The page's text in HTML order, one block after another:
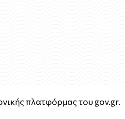
πλατφόρμας του gov.gr.